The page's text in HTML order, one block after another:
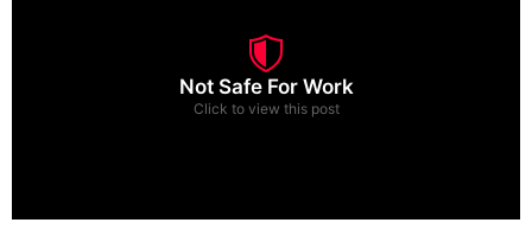
Not Safe For Work
Click to view this post